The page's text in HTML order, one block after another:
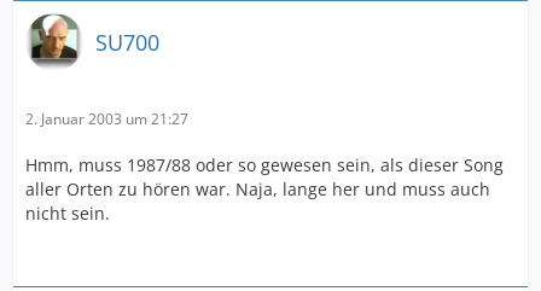
SU700
2. Januar 2003 um 21:27
Hmm, muss 1987/88 oder so gewesen sein, als dieser Song
aller Orten zu hören war. Naja, lange her und muss auch
nicht sein.